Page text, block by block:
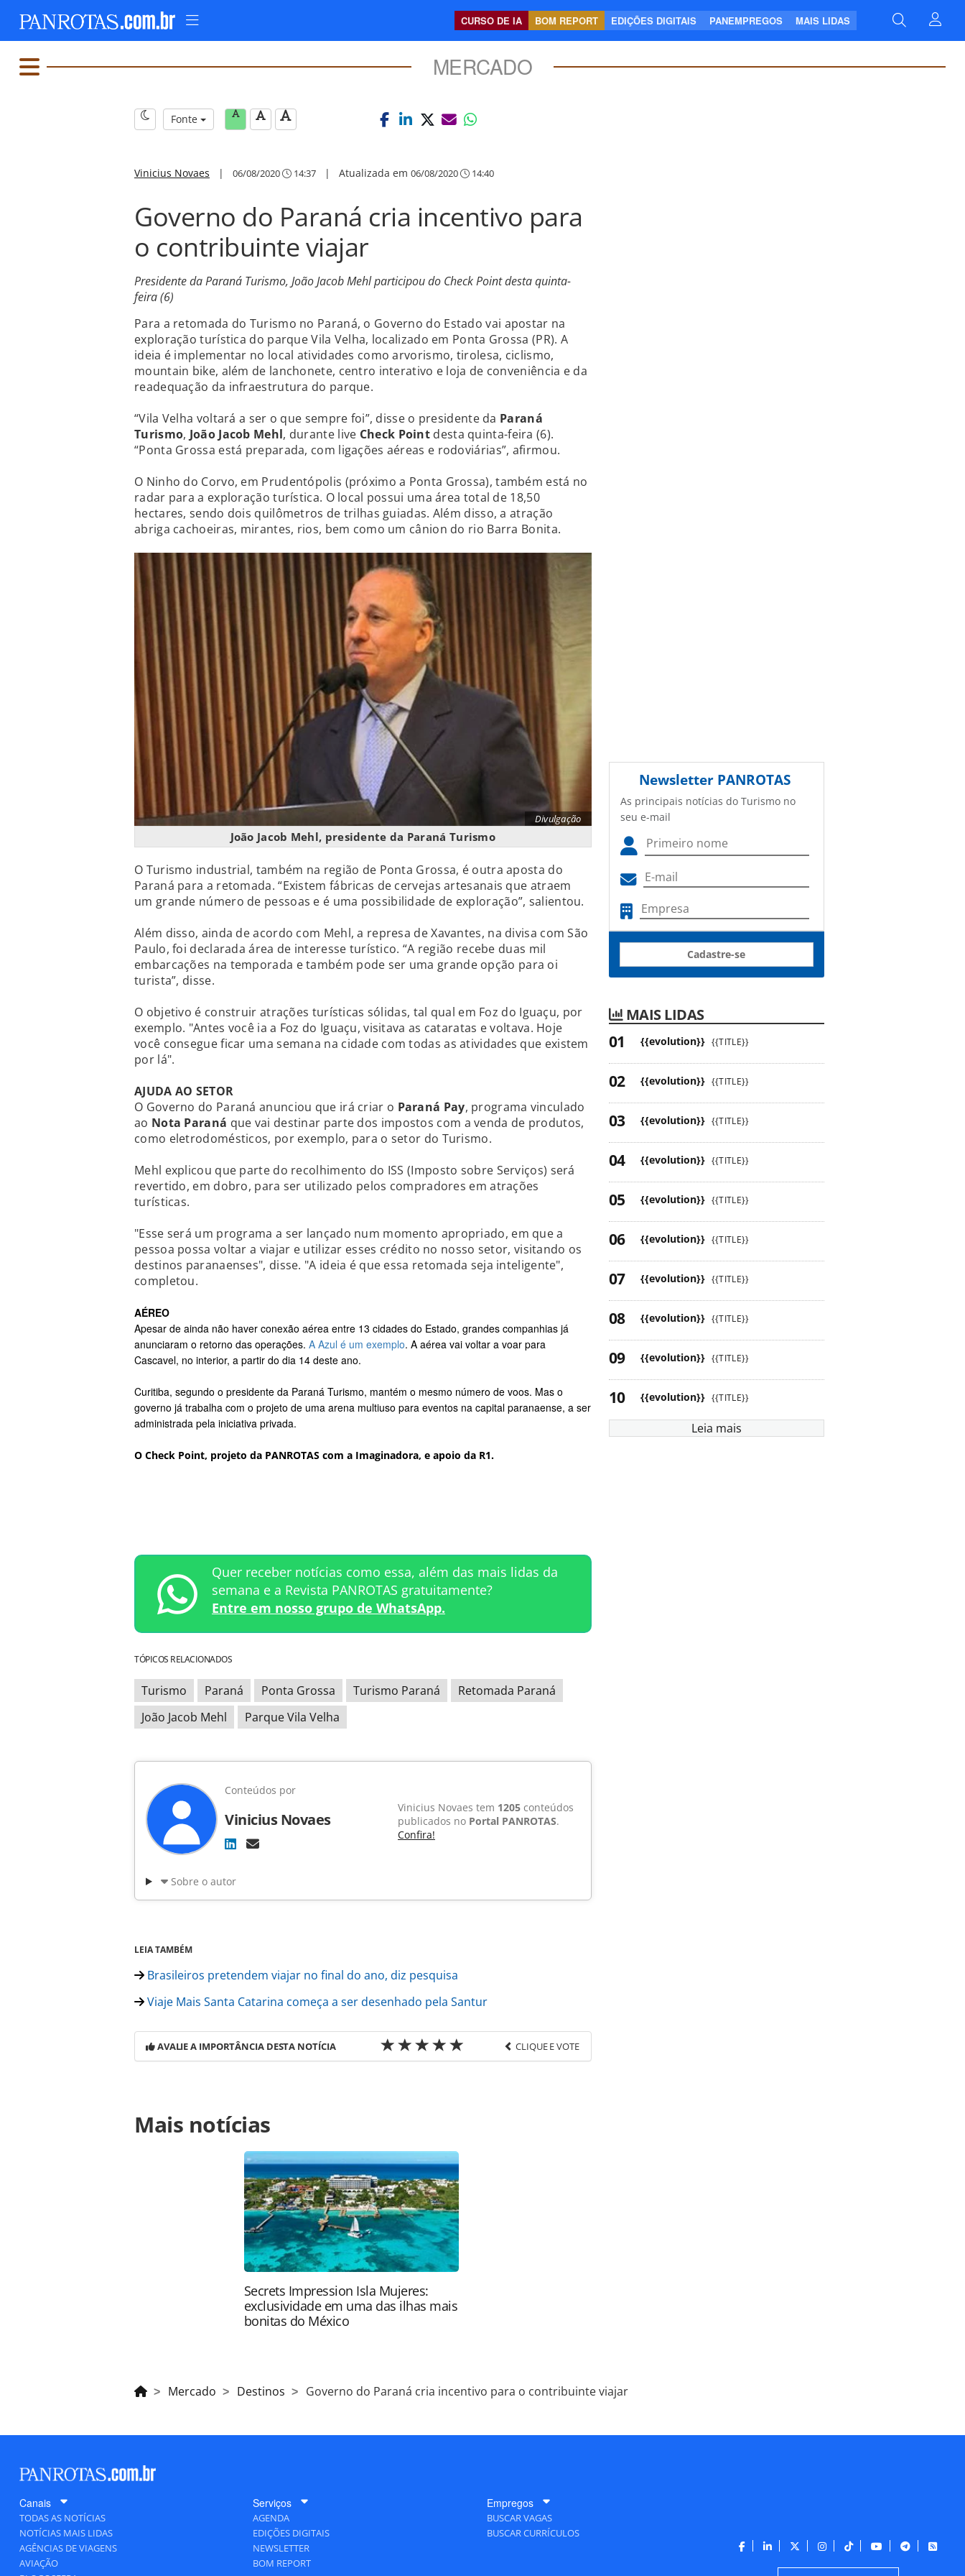
CURSO DE IA BOM REPORT EDIÇÕES DIGITAIS PANEMPREGOS MAIS LIDAS
MERCADO
Fonte
Vinicius Novaes | 06/08/2020 14:37 | Atualizada em 06/08/2020 14:40
Governo do Paraná cria incentivo para
o contribuinte viajar
Presidente da Paraná Turismo, João Jacob Mehl participou do Check Point desta quinta-
feira (6)
Para a retomada do Turismo no Paraná, o Governo do Estado vai apostar na
exploração turística do parque Vila Velha, localizado em Ponta Grossa (PR). A
ideia é implementar no local atividades como arvorismo, tirolesa, ciclismo,
mountain bike, além de lanchonete, centro interativo e loja de conveniência e da
readequação da infraestrutura do parque.
“Vila Velha voltará a ser o que sempre foi”, disse o presidente da Paraná
Turismo, João Jacob Mehl, durante live Check Point desta quinta-feira (6).
“Ponta Grossa está preparada, com ligações aéreas e rodoviárias”, afirmou.
O Ninho do Corvo, em Prudentópolis (próximo a Ponta Grossa), também está no
radar para a exploração turística. O local possui uma área total de 18,50
hectares, sendo dois quilômetros de trilhas guiadas. Além disso, a atração
abriga cachoeiras, mirantes, rios, bem como um cânion do rio Barra Bonita.
Divulgação
João Jacob Mehl, presidente da Paraná Turismo
O Turismo industrial, também na região de Ponta Grossa, é outra aposta do
Paraná para a retomada. “Existem fábricas de cervejas artesanais que atraem
um grande número de pessoas e é uma possibilidade de exploração”, salientou.
Além disso, ainda de acordo com Mehl, a represa de Xavantes, na divisa com São
Paulo, foi declarada área de interesse turístico. “A região recebe duas mil
embarcações na temporada e também pode ser uma grande opção para oi
turista”, disse.
O objetivo é construir atrações turísticas sólidas, tal qual em Foz do Iguaçu, por
exemplo. "Antes você ia a Foz do Iguaçu, visitava as cataratas e voltava. Hoje
você consegue ficar uma semana na cidade com todas as atividades que existem
por lá".
AJUDA AO SETOR
O Governo do Paraná anunciou que irá criar o Paraná Pay, programa vinculado
ao Nota Paraná que vai destinar parte dos impostos com a venda de produtos,
como eletrodomésticos, por exemplo, para o setor do Turismo.
Mehl explicou que parte do recolhimento do ISS (Imposto sobre Serviços) será
revertido, em dobro, para ser utilizado pelos compradores em atrações
turísticas.
"Esse será um programa a ser lançado num momento apropriado, em que a
pessoa possa voltar a viajar e utilizar esses crédito no nosso setor, visitando os
destinos paranaenses", disse. "A ideia é que essa retomada seja inteligente",
completou.
AÉREO
Apesar de ainda não haver conexão aérea entre 13 cidades do Estado, grandes companhias já
anunciaram o retorno das operações. A Azul é um exemplo. A aérea vai voltar a voar para
Cascavel, no interior, a partir do dia 14 deste ano.
Curitiba, segundo o presidente da Paraná Turismo, mantém o mesmo número de voos. Mas o
governo já trabalha com o projeto de uma arena multiuso para eventos na capital paranaense, a ser
administrada pela iniciativa privada.
O Check Point, projeto da PANROTAS com a Imaginadora, e apoio da R1.
Quer receber notícias como essa, além das mais lidas da
semana e a Revista PANROTAS gratuitamente?
Entre em nosso grupo de WhatsApp.
TÓPICOS RELACIONADOS
Turismo Paraná Ponta Grossa Turismo Paraná
Retomada Paraná
João Jacob Mehl
Parque Vila Velha
Conteúdos por
Vinicius Novaes
Vinicius Novaes tem 1205 conteúdos
publicados no Portal PANROTAS.
Confira!
Sobre o autor
LEIA TAMBÉM
Brasileiros pretendem viajar no final do ano, diz pesquisa
Viaje Mais Santa Catarina começa a ser desenhado pela Santur
AVALIE A IMPORTÂNCIA DESTA NOTÍCIA CLIQUE E VOTE
https://www.panrotas.com.br/mercado/destinos/2020/08/turismo-do-parana-aposta-
em-novas-atracoes-e-roteiros_175692.html ou as ferramentas oferecidas na página.
Todo o conteúdo produzido pela PANROTAS Editora é protegido pela legislação
brasileira sobre direito autoral. Não reproduza o conteúdo sem autorização da
PANROTAS Editora (copyright@panrotas.com.br).
Mais notícias
Secrets Impression Isla Mujeres:
exclusividade em uma das ilhas mais
bonitas do México
Newsletter PANROTAS
As principais notícias do Turismo no
seu e-mail
Cadastre-se
MAIS LIDAS
{{evolution}} {{TITLE}}
{{evolution}} {{TITLE}}
{{evolution}} {{TITLE}}
{{evolution}} {{TITLE}}
{{evolution}} {{TITLE}}
{{evolution}} {{TITLE}}
{{evolution}} {{TITLE}}
{{evolution}} {{TITLE}}
{{evolution}} {{TITLE}}
{{evolution}} {{TITLE}}
Leia mais
Mercado Destinos Governo do Paraná cria incentivo para o contribuinte viajar
Canais
TODAS AS NOTÍCIAS
NOTÍCIAS MAIS LIDAS
AGÊNCIAS DE VIAGENS
AVIAÇÃO
Serviços
AGENDA
EDIÇÕES DIGITAIS
NEWSLETTER
BOM REPORT
Empregos
BUSCAR VAGAS
BUSCAR CURRÍCULOS